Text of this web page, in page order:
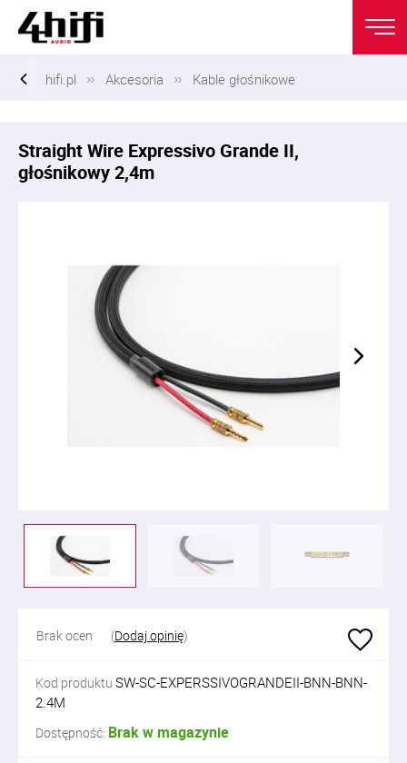
hifi.pl Akcesoria Kable głośnikowe
Straight Wire Expressivo Grande II,
głośnikowy 2,4m
Brak ocen (Dodaj opinię)
Kod produktu SW-SC-EXPERSSIVOGRANDEII-BNN-BNN-
2.4M
Dostępność: Brak w magazynie